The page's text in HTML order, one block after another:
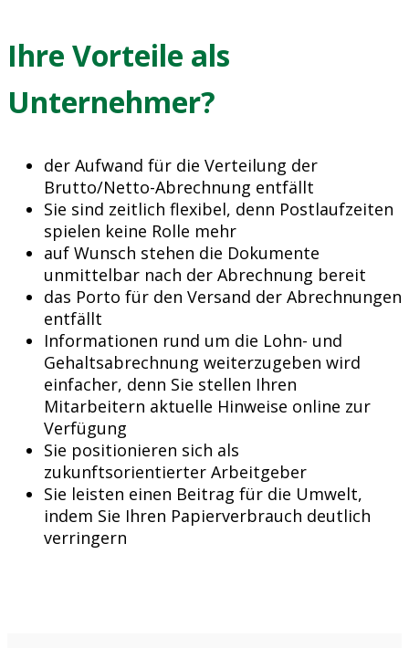
Ihre Vorteile als
Unternehmer?
der Aufwand für die Verteilung der
Brutto/Netto-Abrechnung entfällt
Sie sind zeitlich flexibel, denn Postlaufzeiten
spielen keine Rolle mehr
auf Wunsch stehen die Dokumente
unmittelbar nach der Abrechnung bereit
das Porto für den Versand der Abrechnungen
entfällt
Informationen rund um die Lohn- und
Gehaltsabrechnung weiterzugeben wird
einfacher, denn Sie stellen Ihren
Mitarbeitern aktuelle Hinweise online zur
Verfügung
Sie positionieren sich als
zukunftsorientierter Arbeitgeber
Sie leisten einen Beitrag für die Umwelt,
indem Sie Ihren Papierverbrauch deutlich
verringern